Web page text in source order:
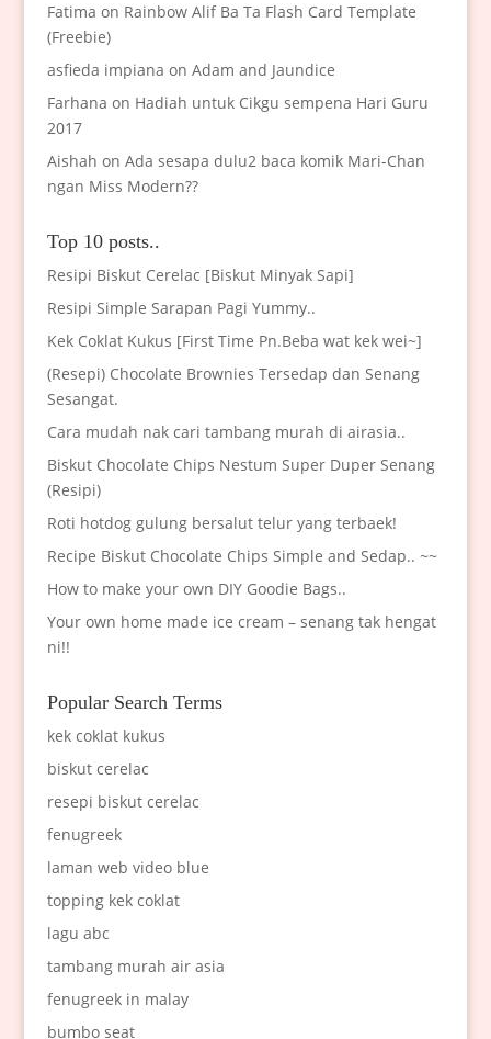
Fatima on Rainbow Alif Ba Ta Flash Card Template
(Freebie)
asfieda impiana on Adam and Jaundice
Farhana on Hadiah untuk Cikgu sempena Hari Guru
2017
Aishah on Ada sesapa dulu2 baca komik Mari-Chan
ngan Miss Modern??
Top 10 posts..
Resipi Biskut Cerelac [Biskut Minyak Sapi]
Resipi Simple Sarapan Pagi Yummy..
Kek Coklat Kukus [First Time Pn.Beba wat kek wei~]
(Resepi) Chocolate Brownies Tersedap dan Senang
Sesangat.
Cara mudah nak cari tambang murah di airasia..
Biskut Chocolate Chips Nestum Super Duper Senang
(Resipi)
Roti hotdog gulung bersalut telur yang terbaek!
Recipe Biskut Chocolate Chips Simple and Sedap.. ~~
How to make your own DIY Goodie Bags..
Your own home made ice cream – senang tak hengat
ni!!
Popular Search Terms
kek coklat kukus
biskut cerelac
resepi biskut cerelac
fenugreek
laman web video blue
topping kek coklat
lagu abc
tambang murah air asia
fenugreek in malay
bumbo seat